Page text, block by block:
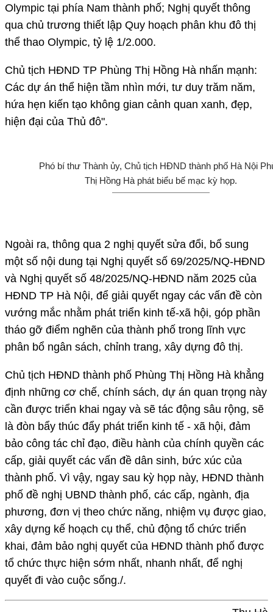
Olympic tại phía Nam thành phố; Nghị quyết thông
qua chủ trương thiết lập Quy hoạch phân khu đô thị
thể thao Olympic, tỷ lệ 1/2.000.
Chủ tịch HĐND TP Phùng Thị Hồng Hà nhấn mạnh:
Các dự án thể hiện tầm nhìn mới, tư duy trăm năm,
hứa hẹn kiến tạo không gian cảnh quan xanh, đẹp,
hiện đại của Thủ đô".
Phó bí thư Thành ủy, Chủ tịch HĐND thành phố Hà Nội
Thị Hồng Hà phát biểu bế mạc kỳ họp.
Ngoài ra, thông qua 2 nghị quyết sửa đổi, bổ sung
một số nội dung tại Nghị quyết số 69/2025/NQ-HĐND
và Nghị quyết số 48/2025/NQ-HĐND năm 2025 của
HĐND TP Hà Nội, để giải quyết ngay các vấn đề còn
vướng mắc nhằm phát triển kinh tế-xã hội, góp phần
tháo gỡ điểm nghẽn của thành phố trong lĩnh vực
phân bổ ngân sách, chỉnh trang, xây dựng đô thị.
Chủ tịch HĐND thành phố Phùng Thị Hồng Hà khẳng
định những cơ chế, chính sách, dự án quan trọng này
cần được triển khai ngay và sẽ tác động sâu rộng, sẽ
là đòn bẩy thúc đẩy phát triển kinh tế - xã hội, đảm
bảo công tác chỉ đạo, điều hành của chính quyền các
cấp, giải quyết các vấn đề dân sinh, bức xúc của
thành phố. Vì vậy, ngay sau kỳ họp này, HĐND thành
phố đề nghị UBND thành phố, các cấp, ngành, địa
phương, đơn vị theo chức năng, nhiệm vụ được giao,
xây dựng kế hoạch cụ thể, chủ động tổ chức triển
khai, đảm bảo nghị quyết của HĐND thành phố được
tổ chức thực hiện sớm nhất, nhanh nhất, để nghị
quyết đi vào cuộc sống./.